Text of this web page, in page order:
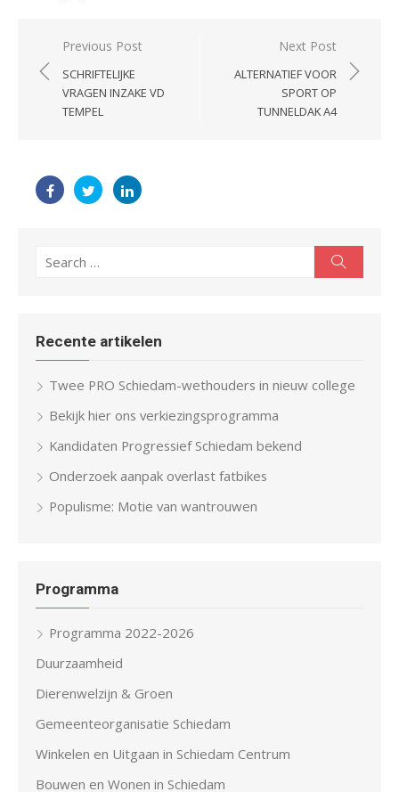
Post
navigation
Previous Post
SCHRIFTELIJKE
VRAGEN INZAKE VD
TEMPEL
Next Post
ALTERNATIEF VOOR
SPORT OP
TUNNELDAK A4
for:
Recente artikelen
Twee PRO Schiedam-wethouders in nieuw college
Bekijk hier ons verkiezingsprogramma
Kandidaten Progressief Schiedam bekend
Onderzoek aanpak overlast fatbikes
Populisme: Motie van wantrouwen
Programma
Programma 2022-2026
Duurzaamheid
Dierenwelzijn & Groen
Gemeenteorganisatie Schiedam
Winkelen en Uitgaan in Schiedam Centrum
Bouwen en Wonen in Schiedam